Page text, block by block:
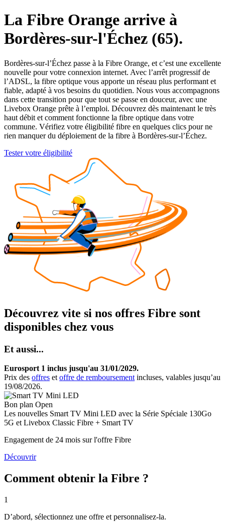
La Fibre Orange arrive à
Bordères-sur-l'Échez (65).
Bordères-sur-l’Échez passe à la Fibre Orange, et c’est une excellente
nouvelle pour votre connexion internet. Avec l’arrêt progressif de
l’ADSL, la fibre optique vous apporte un réseau plus performant et
fiable, adapté à vos besoins du quotidien. Nous vous accompagnons
dans cette transition pour que tout se passe en douceur, avec une
Livebox Orange prête à l’emploi. Découvrez dès maintenant le très
haut débit et comment fonctionne la fibre optique dans votre
commune. Vérifiez votre éligibilité fibre en quelques clics pour ne
rien manquer du déploiement de la fibre à Bordères-sur-l’Échez.
Tester votre éligibilité
Découvrez vite si nos offres Fibre sont
disponibles chez vous
Et aussi...
Eurosport 1 inclus jusqu'au 31/01/2029.
Prix des offres etoffre de remboursementincluses, valables jusqu’au
19/08/2026.
Bon plan Open
Les nouvelles Smart TV Mini LED avec la Série Spéciale 130Go
5G et Livebox Classic Fibre + Smart TV
Engagement de 24 mois sur l'offre Fibre
Découvrir
Comment obtenir la Fibre ?
1
D’abord, sélectionnez une offre et personnalisez-la.